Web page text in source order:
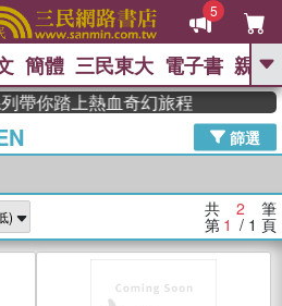
5
GO
熱搜： 高希均教授回憶錄
、 The Odyssey 、 父親節 、 如果歷
獎 臺灣漫遊錄 、 方念華 、 台灣的李
登輝時代
數學女孩：黎曼猜想 、
偉大的迷走神經
簡體 三民東大 電子書 親子
帶你踏上熱血奇幻旅程
篩選
共 2 筆
第 1 / 1 頁